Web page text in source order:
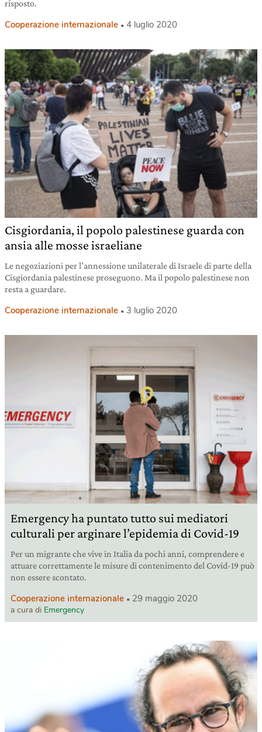
risposto.
Cooperazione internazionale 4 luglio 2020
Cisgiordania, il popolo palestinese guarda con
ansia alle mosse israeliane
Le negoziazioni per l’annessione unilaterale di Israele di parte della
Cisgiordania palestinese proseguono. Ma il popolo palestinese non
resta a guardare.
Cooperazione internazionale 3 luglio 2020
Emergency ha puntato tutto sui mediatori
culturali per arginare l’epidemia di Covid-19
Per un migrante che vive in Italia da pochi anni, comprendere e
attuare correttamente le misure di contenimento del Covid-19 può
non essere scontato.
Cooperazione internazionale 29 maggio 2020
a cura di Emergency